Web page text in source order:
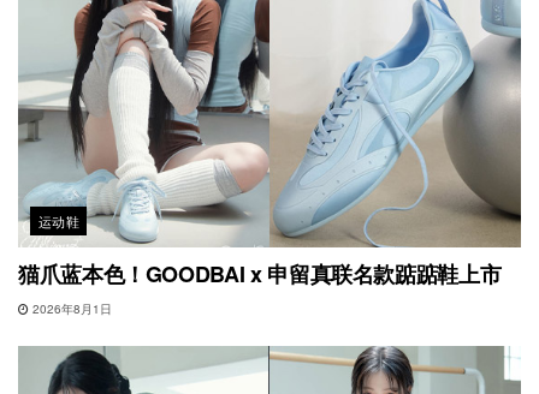
运动鞋
猫爪蓝本色！GOODBAI x 申留真联名款踮踮鞋上市
2026年8月1日